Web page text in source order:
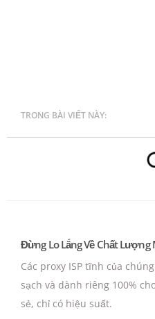
TRONG BÀI VIẾT NÀY:
Đừng Lo Lắng Về Chất Lượng
Các proxy ISP tĩnh của
sạch và dành riêng 100%
sẻ, chỉ có hiệu suất.